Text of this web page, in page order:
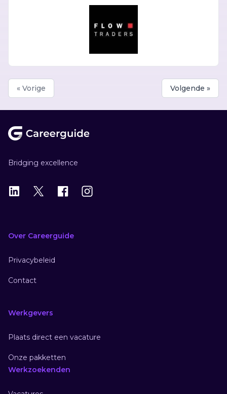
« Vorige Volgende »
Bridging excellence
LinkedIn
X Instagram
Over Careerguide
Privacybeleid
Contact
Werkgevers
Plaats direct een vacature
Onze pakketten
Werkzoekenden